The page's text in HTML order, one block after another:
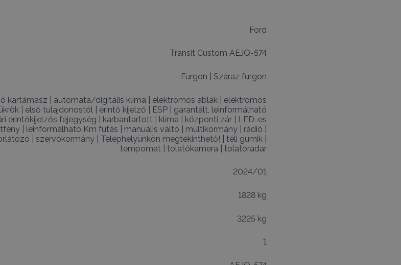
Ford
Transit Custom AEJQ-574
Furgon Száraz furgon
kartámasz automata/digitális klíma elektromos ablak| elektromos
| első tulajdonostól érintő kijelző ESP| garantált, leinformálható
érintőkijelzős fejegység karbantartott klíma központi zár|
LED-es
| leinformálható Km futás manuális váltó multikormány| rádió
szervókormány| Telephelyünkön megtekinthető! téli gumik|
tempomat
tolatókamera tolatóradar
2024/01
1828 kg
3225 kg
1